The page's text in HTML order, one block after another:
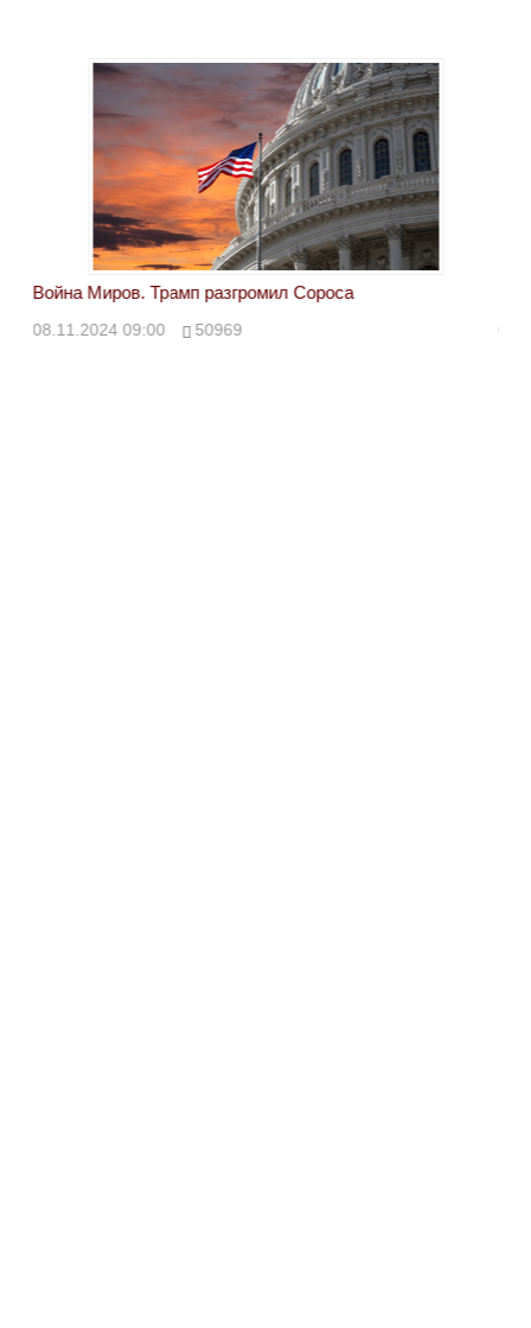
Война Миров. Трамп разгромил Сороса
08.11.2024 09:00 50969